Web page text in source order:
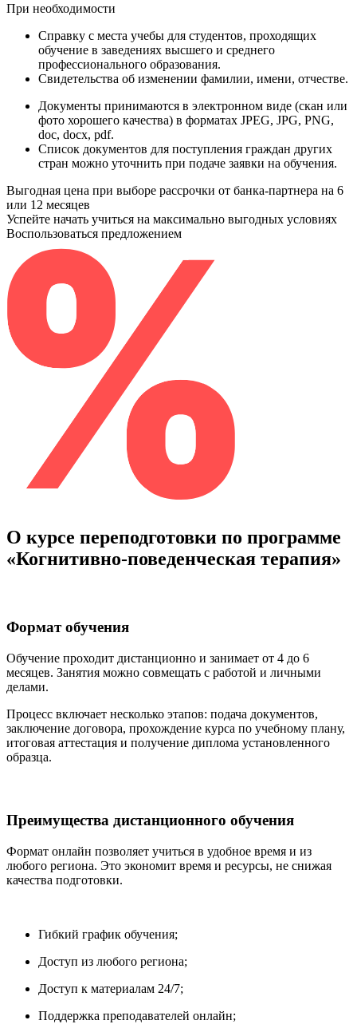
При необходимости
Справку с места учебы для студентов, проходящих
обучение в заведениях высшего и среднего
профессионального образования.
Свидетельства об изменении фамилии, имени, отчестве.
Документы принимаются в электронном виде (скан или
фото хорошего качества) в форматах JPEG, JPG, PNG,
doc, docx, pdf.
Список документов для поступления граждан других
стран можно уточнить при подаче заявки на обучения.
Выгодная цена при выборе рассрочки от банка-партнера на 6
или 12 месяцев
Успейте начать учиться на максимально выгодных условиях
Воспользоваться предложением
О курсе переподготовки по программе
«Когнитивно-поведенческая терапия»
Формат обучения
Обучение проходит дистанционно и занимает от 4 до 6
месяцев. Занятия можно совмещать с работой и личными
делами.
Процесс включает несколько этапов: подача документов,
заключение договора, прохождение курса по учебному плану,
итоговая аттестация и получение диплома установленного
образца.
Преимущества дистанционного обучения
Формат онлайн позволяет учиться в удобное время и из
любого региона. Это экономит время и ресурсы, не снижая
качества подготовки.
Гибкий график обучения;
Доступ из любого региона;
Доступ к материалам 24/7;
Поддержка преподавателей онлайн;